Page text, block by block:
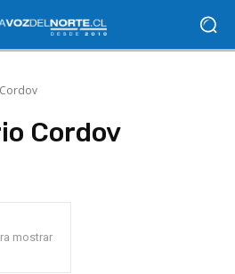
Cordov
mostrar